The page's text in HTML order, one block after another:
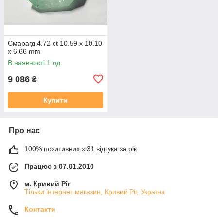
Смарагд 4.72 ct 10.59 x 10.10
x 6.66 mm
В наявності 1 од.
9 086 ₴
Купити
Про нас
100% позитивних з 31 відгука за рік
Працює з 07.01.2010
м. Кривий Ріг
Тільки інтернет магазин, Кривий Ріг, Україна
Контакти